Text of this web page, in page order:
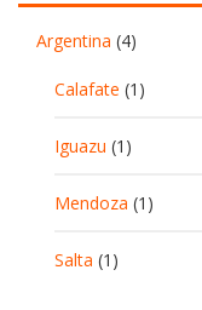
Argentina (4)
Calafate (1)
Iguazu (1)
Mendoza (1)
Salta (1)